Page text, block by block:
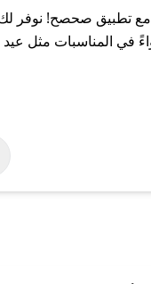
تطبيق صحصح! نوفر
المناسبات مثل عيد
على كود خصم